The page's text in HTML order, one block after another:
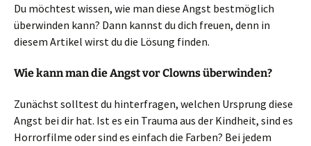
Du möchtest wissen, wie man diese Angst bestmöglich
überwinden kann? Dann kannst du dich freuen, denn in
diesem Artikel wirst du die Lösung finden.
Wie kann man die Angst vor Clowns überwinden?
Zunächst solltest du hinterfragen, welchen Ursprung diese
Angst bei dir hat. Ist es ein Trauma aus der Kindheit, sind es
Horrorfilme oder sind es einfach die Farben? Bei jedem